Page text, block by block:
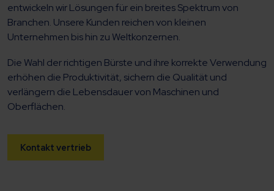
entwickeln wir Lösungen für ein breites Spektrum von
Branchen. Unsere Kunden reichen von kleinen
Unternehmen bis hin zu Weltkonzernen.
Die Wahl der richtigen Bürste und ihre korrekte Verwendung
erhöhen die Produktivität, sichern die Qualität und
verlängern die Lebensdauer von Maschinen und
Oberflächen.
Kontakt vertrieb